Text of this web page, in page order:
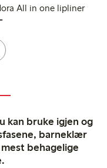
All in one lipliner
159,00 kr
kan bruke igjen og
barneklær
behagelige